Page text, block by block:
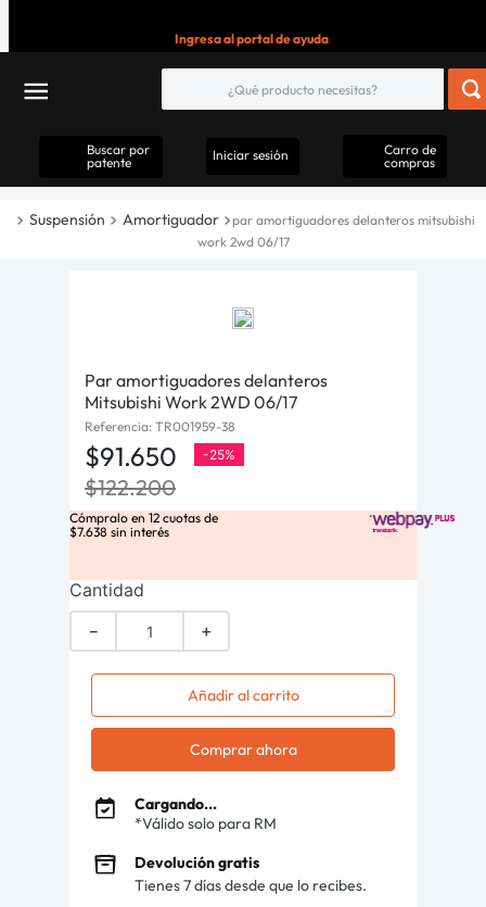
Ingresa al portal de ayuda
Buscar por
patente
Iniciar sesión
Carro de
compras
Suspensión Amortiguador
par amortiguadores delanteros mitsubishi
work 2wd 06/17
Par amortiguadores delanteros
Mitsubishi Work 2WD 06/17
Referencia: TR001959-38
$91.650 -25%
$122.200
Cómpralo en 12 cuotas de
$7.638 sin interés
Cantidad
＋
－
Añadir al carrito
Comprar ahora
Cargando...
*Válido solo para RM
Devolución gratis
Tienes 7 días desde que lo recibes.